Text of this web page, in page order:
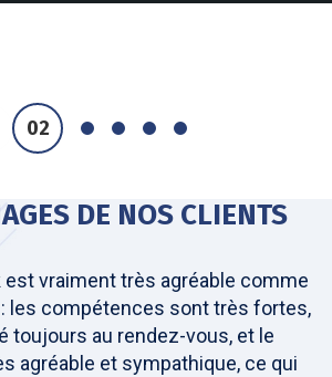
DE NOS CLIENTS
vraiment très agréable comme
les compétences sont très fortes,
toujours au rendez-vous, et le
agréable et sympathique, ce qui